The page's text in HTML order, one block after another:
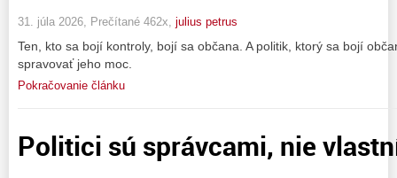
31. júla 2026, Prečítané 462x, julius petrus
Ten, kto sa bojí kontroly, bojí sa občana. A politik, ktorý sa bojí
spravovať jeho moc.
Pokračovanie článku
Politici sú správcami, nie